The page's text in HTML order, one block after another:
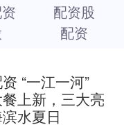
配资股
配资
“一江一河”
上新，三大亮
水夏日